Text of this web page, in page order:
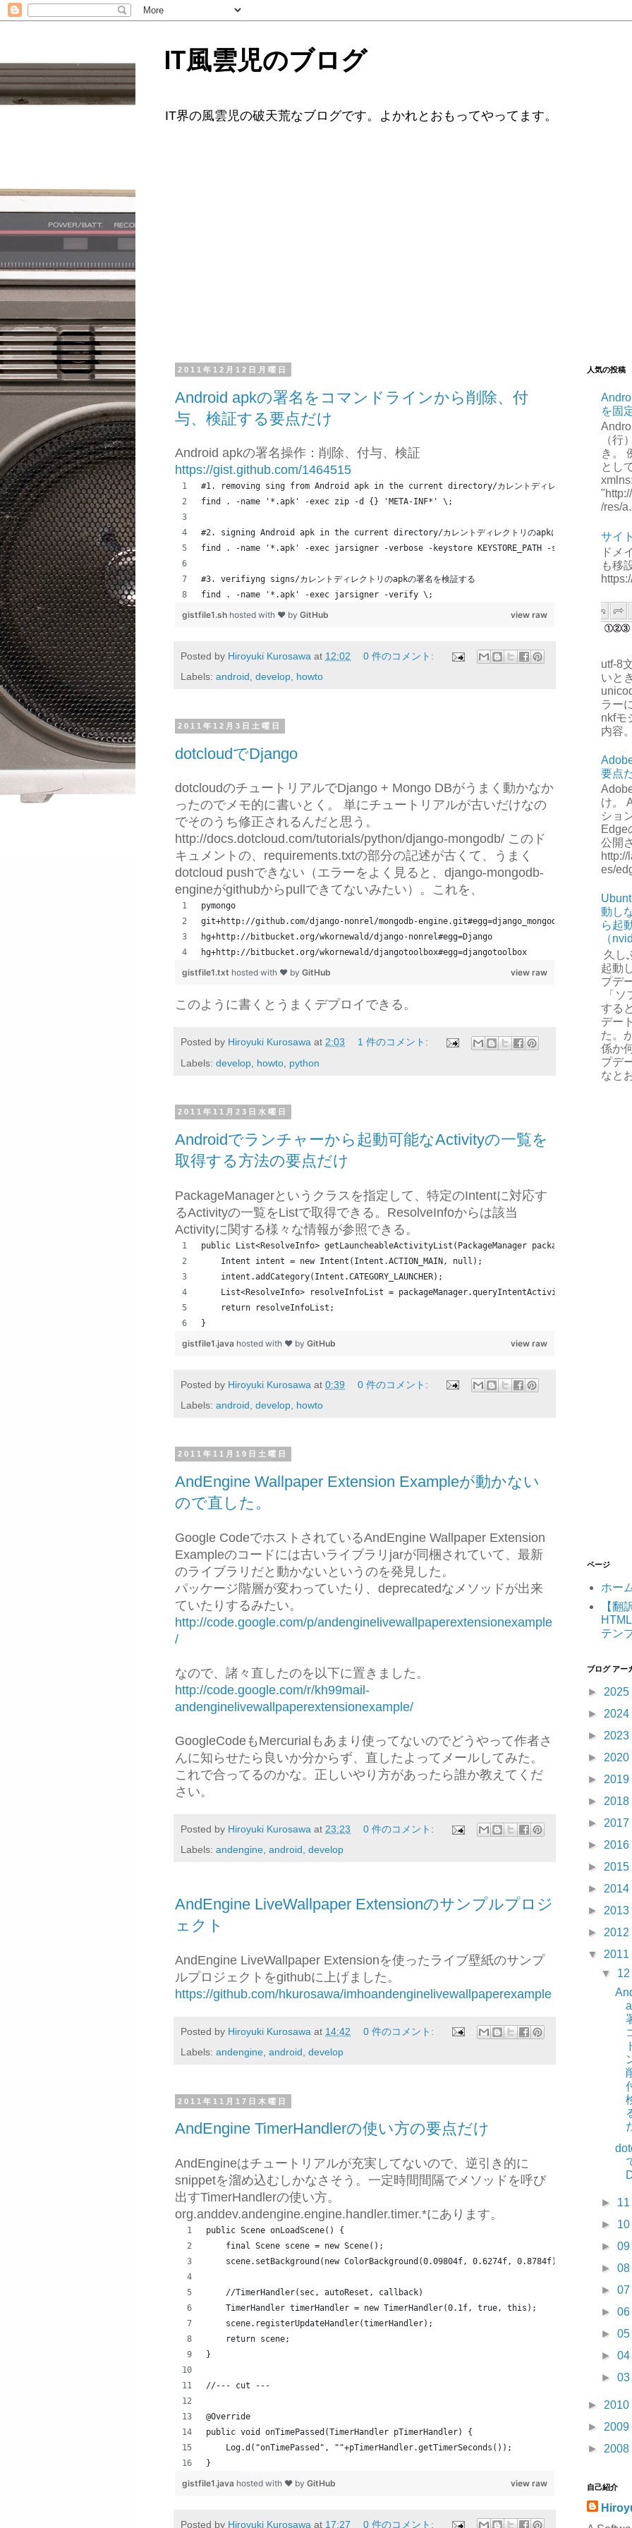
IT風雲児のブログ
IT界の風雲児の破天荒なブログです。よかれとおもってやってます。
2011年12月12日月曜日
Android apkの署名をコマンドラインから削除、付
与、検証する要点だけ
Android apkの署名操作：削除、付与、検証
https://gist.github.com/1464515
#1. removing sing from Android apk in the current directory/カレントディレクトリのapkから署
find . -name '*.apk' -exec zip -d {} 'META-INF*' \;
#2. signing Android apk in the current directory/カレントディレクトリのapkに署名をする
find . -name '*.apk' -exec jarsigner -verbose -keystore KEYSTORE_PATH -storepass
#3. verifiyng signs/カレントディレクトリのapkの署名を検証する
find . -name '*.apk' -exec jarsigner -verify \;
view raw
gistfile1.sh hosted with ❤ by GitHub
Posted by Hiroyuki Kurosawa at 12:02
0 件のコメント:
Labels: android, develop, howto
2011年12月3日土曜日
dotcloudでDjango
dotcloudのチュートリアルでDjango + Mongo DBがうまく動かなか
ったのでメモ的に書いとく。 単にチュートリアルが古いだけなの
でそのうち修正されるんだと思う。
http://docs.dotcloud.com/tutorials/python/django-mongodb/ このド
キュメントの、requirements.txtの部分の記述が古くて、うまく
dotcloud pushできない（エラーをよく見ると、django-mongodb-
engineがgithubからpullできてないみたい）。これを、
pymongo
git+http://github.com/django-nonrel/mongodb-engine.git#egg=django_mongodb_engine
hg+http://bitbucket.org/wkornewald/django-nonrel#egg=Django
hg+http://bitbucket.org/wkornewald/djangotoolbox#egg=djangotoolbox
view raw
gistfile1.txt hosted with ❤ by GitHub
このように書くとうまくデプロイできる。
Posted by Hiroyuki Kurosawa at 2:03
1 件のコメント:
Labels: develop howto python
2011年11月23日水曜日
Androidでランチャーから起動可能なActivityの一覧を
取得する方法の要点だけ
PackageManagerというクラスを指定して、特定のIntentに対応す
るActivityの一覧をListで取得できる。ResolveInfoからは該当
Activityに関する様々な情報が参照できる。
public List<ResolveInfo> getLauncheableActivityList(PackageManager packageManager) {
    Intent intent = new Intent(Intent.ACTION_MAIN, null);
    intent.addCategory(Intent.CATEGORY_LAUNCHER);
List<ResolveInfo> resolveInfoList = packageManager.queryIntentActivities(intent,
    return resolveInfoList;
}
view raw
gistfile1.java hosted with ❤ by GitHub
Posted by Hiroyuki Kurosawa at 0:39
0 件のコメント:
Labels: android develop howto
2011年11月19日土曜日
AndEngine Wallpaper Extension Exampleが動かない
ので直した。
Google CodeでホストされているAndEngine Wallpaper Extension
Exampleのコードには古いライブラリjarが同梱されていて、最新
のライブラリだと動かないというのを発見した。
パッケージ階層が変わっていたり、deprecatedなメソッドが出来
ていたりするみたい。
http://code.google.com/p/andenginelivewallpaperextensionexample
/
なので、諸々直したのを以下に置きました。
http://code.google.com/r/kh99mail-
andenginelivewallpaperextensionexample/
GoogleCodeもMercurialもあまり使ってないのでどうやって作者さ
んに知らせたら良いか分からず、直したよってメールしてみた。
これで合ってるのかな。正しいやり方があったら誰か教えてくだ
さい。
Posted by Hiroyuki Kurosawa at 23:23
0 件のコメント:
Labels: andengine android develop
AndEngine LiveWallpaper Extensionのサンプルプロジ
ェクト
AndEngine LiveWallpaper Extensionを使ったライブ壁紙のサンプ
ルプロジェクトをgithubに上げました。
https://github.com/hkurosawa/imhoandenginelivewallpaperexample
Posted by Hiroyuki Kurosawa at 14:42
0 件のコメント:
Labels: andengine android develop
2011年11月17日木曜日
AndEngine TimerHandlerの使い方の要点だけ
AndEngineはチュートリアルが充実してないので、逆引き的に
snippetを溜め込むしかなさそう。一定時間間隔でメソッドを呼び
出すTimerHandlerの使い方。
org.anddev.andengine.engine.handler.timer.*にあります。
public Scene onLoadScene() {
    final Scene scene = new Scene();
    scene.setBackground(new ColorBackground(0.09804f, 0.6274f, 0.8784f));
    //TimerHandler(sec, autoReset, callback)
    TimerHandler timerHandler = new TimerHandler(0.1f, true, this);
    scene.registerUpdateHandler(timerHandler);
    return scene;
}
//--- cut ---
@Override
public void onTimePassed(TimerHandler pTimerHandler) {
    Log.d("onTimePassed", ""+pTimerHandler.getTimerSeconds());
}
view raw
gistfile1.java hosted with ❤ by GitHub
Posted by Hiroyuki Kurosawa at 17:27 0 件のコメント:
人気の投稿
を固
（行
き。
とし
/res/
サイ
ドメ
も移
utf-8
いと
ラー
nkfモ
内容
要点
け。
ショ
Edge
公開
es/
動し
ら起
（
久し
起動
プデ
「ソ
する
デー
た。
係か
プデ
なと
ページ
ホー
【翻
テン
ブログ アー
► 2025
► 2024
► 2023
► 2020
► 2019
► 2018
► 2017
► 2016
► 2015
► 2014
► 2013
► 2012
▼ 2011
▼
►
►
►
►
►
►
►
►
►
► 2010
► 2009
► 2008
自己紹介